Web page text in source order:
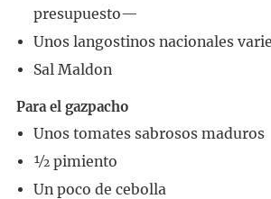
presupuesto—
Unos langostinos nacionales
Sal Maldon
Para el gazpacho
Unos tomates sabrosos maduros
½ pimiento
Un poco de cebolla